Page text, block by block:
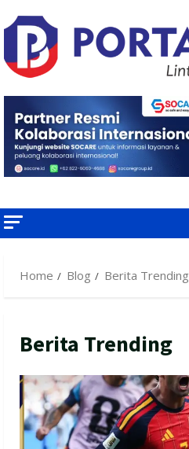
to
content
Home Blog Berita Trending
Berita Trending